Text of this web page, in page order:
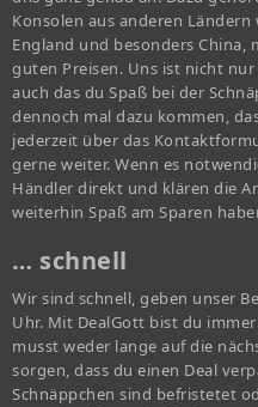
Konsolen aus anderen
England und besonders China,
guten Preisen. Uns ist nicht
auch das du Spaß bei der
dennoch mal dazu kommen,
jederzeit über das
gerne weiter. Wenn es
Händler direkt und klären die
weiterhin Spaß am Sparen
… schnell
Wir sind schnell, geben unser
Uhr. Mit DealGott bist du
musst weder lange auf die
sorgen, dass du einen Deal
Schnäppchen sind befristetet